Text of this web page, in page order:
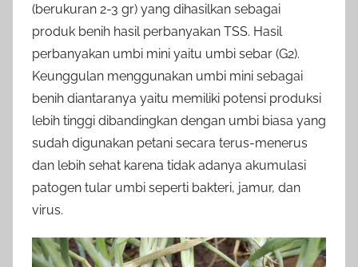
(berukuran 2-3 gr) yang dihasilkan sebagai
produk benih hasil perbanyakan TSS. Hasil
perbanyakan umbi mini yaitu umbi sebar (G2).
Keunggulan menggunakan umbi mini sebagai
benih diantaranya yaitu memiliki potensi produksi
lebih tinggi dibandingkan dengan umbi biasa yang
sudah digunakan petani secara terus-menerus
dan lebih sehat karena tidak adanya akumulasi
patogen tular umbi seperti bakteri, jamur, dan
virus.